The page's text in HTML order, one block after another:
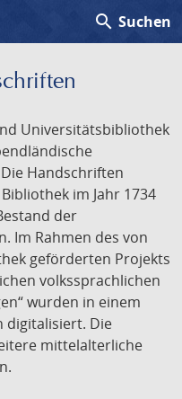
search Suchen
Universitätsbibliothek
Handschriften
im Jahr 1734
der
Im Rahmen des von
geförderten Projekts
volkssprachlichen
wurden in einem
digitalisiert. Die
mittelalterliche